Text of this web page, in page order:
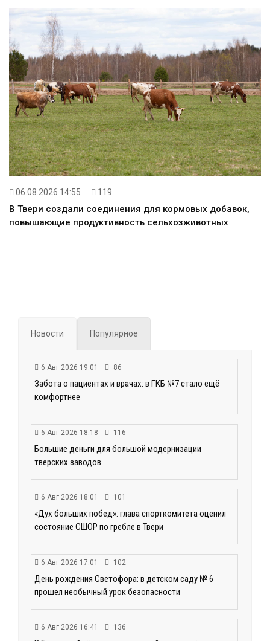
06.08.2026 14:55 119
В Твери создали соединения для кормовых добавок,
повышающие продуктивность сельхозживотных
Новости Популярное
6 Авг 2026 19:01 86
Забота о пациентах и врачах: в ГКБ №7 стало ещё
комфортнее
6 Авг 2026 18:18 116
Большие деньги для большой модернизации
тверских заводов
6 Авг 2026 18:01 101
«Дух больших побед»: глава спорткомитета оценил
состояние СШОР по гребле в Твери
6 Авг 2026 17:01 102
День рождения Светофора: в детском саду № 6
прошел необычный урок безопасности
6 Авг 2026 16:41 136